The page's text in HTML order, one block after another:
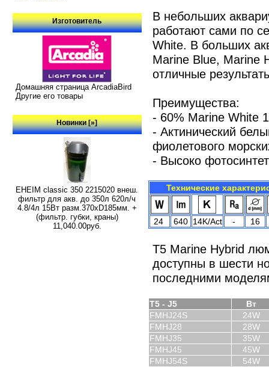
Изготовитель
Домашняя страница ArcadiaBird
Другие его товары
Новинки [»]
EHEIM classic 350 2215020 внеш.
фильтр для акв. до 350л 620л/ч
4.8/4л 15Вт разм.370хD185мм. +
(фильтр. губки, краны)
11,040.00руб.
В небольших
работают сами по
White. В больших
Marine Blue, Marine
отличные
Преимущества:
- 60% Marine White
- Актинический
фиолетового
- Высоко
Технические
24 640 14K/Act - 16
T5 Marine Hybrid
доступны в шести
последними
T5 - J5
Вт
FMHJ24S
24W
FMHJ28
28W
FMHJ35
35W
FMHJ45
45W
FMHJ54S 54W